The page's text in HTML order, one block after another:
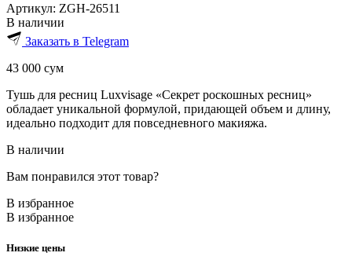
Артикул: ZGH-26511
В наличии
Заказать в Telegram
43 000 сум
Тушь для ресниц Luxvisage «Секрет роскошных ресниц»
обладает уникальной формулой, придающей объем и длину,
идеально подходит для повседневного макияжа.
В наличии
Вам понравился этот товар?
В избранное
В избранное
Низкие цены